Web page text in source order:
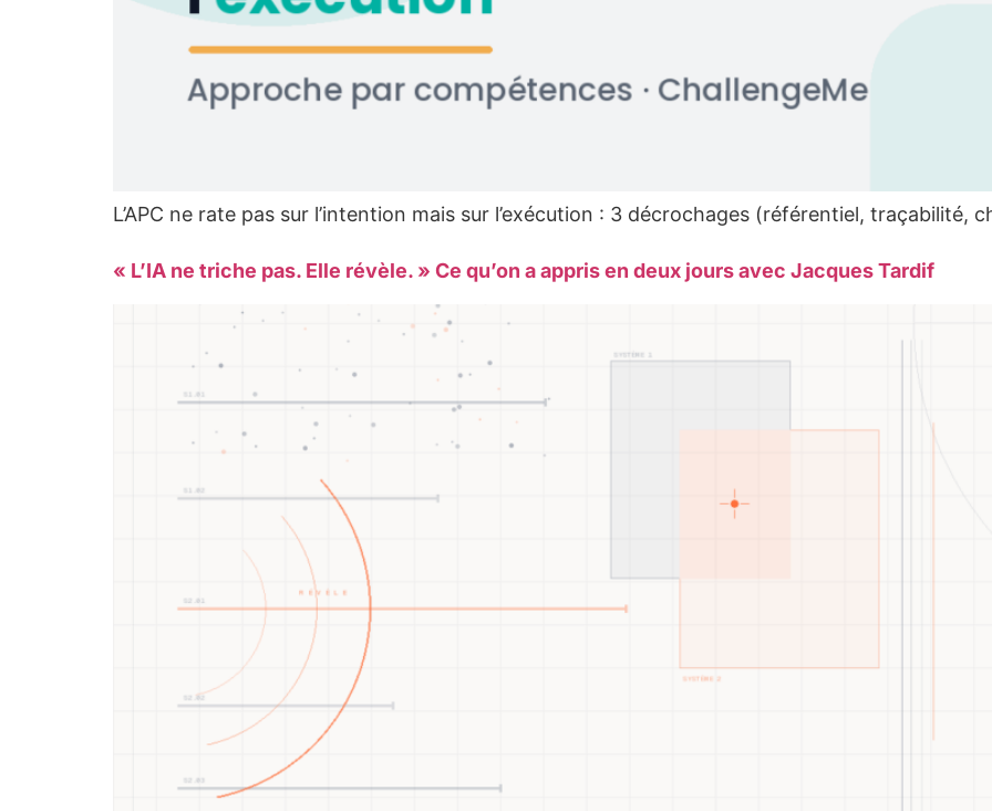
L’APC ne rate pas sur l’intention mais sur l’exécution : 3 décrochages (référentiel, traçabilité,
« L’IA ne triche pas. Elle révèle. » Ce qu’on a appris en deux jours avec Jacques Tardif